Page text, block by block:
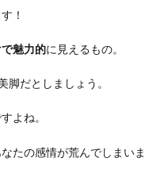
！
魅力的に見えるもの。
脚だとしましょう。
よね。
たの感情が荒んでしまいま